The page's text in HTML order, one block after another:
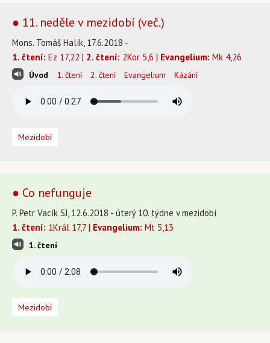
● 11. neděle v mezidobí (več.)
Mons. Tomáš Halík, 17.6.2018 -
1. čtení: Ez 17,22 | 2. čtení: 2Kor 5,6 | Evangelium: Mk 4,26
Úvod 1. čtení 2. čtení Evangelium Kázání
Mezidobí
● Co nefunguje
P. Petr Vacík SJ, 12.6.2018 - úterý 10. týdne v mezidobí
1. čtení: 1Král 17,7 | Evangelium: Mt 5,13
1. čtení
Mezidobí